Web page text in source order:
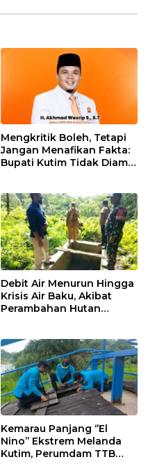
Mengkritik Boleh, Tetapi
Jangan Menafikan Fakta:
Bupati Kutim Tidak Diam
Debit Air Menurun Hingga
Krisis Air Baku, Akibat
Perambahan Hutan
Kemarau Panjang ‘’El
Nino’’ Ekstrem Melanda
Kutim, Perumdam TTB